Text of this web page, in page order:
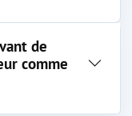
de
comme